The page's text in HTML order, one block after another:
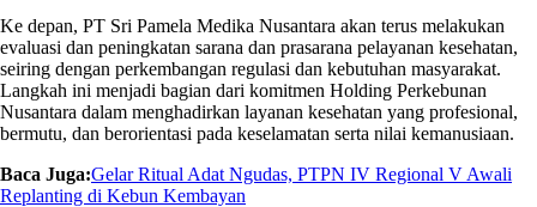
Ke depan, PT Sri Pamela Medika Nusantara akan terus melakukan
evaluasi dan peningkatan sarana dan prasarana pelayanan kesehatan,
seiring dengan perkembangan regulasi dan kebutuhan masyarakat.
Langkah ini menjadi bagian dari komitmen Holding Perkebunan
Nusantara dalam menghadirkan layanan kesehatan yang profesional,
bermutu, dan berorientasi pada keselamatan serta nilai kemanusiaan.
Baca Juga:Gelar Ritual Adat Ngudas, PTPN IV Regional V Awali
Replanting di Kebun Kembayan